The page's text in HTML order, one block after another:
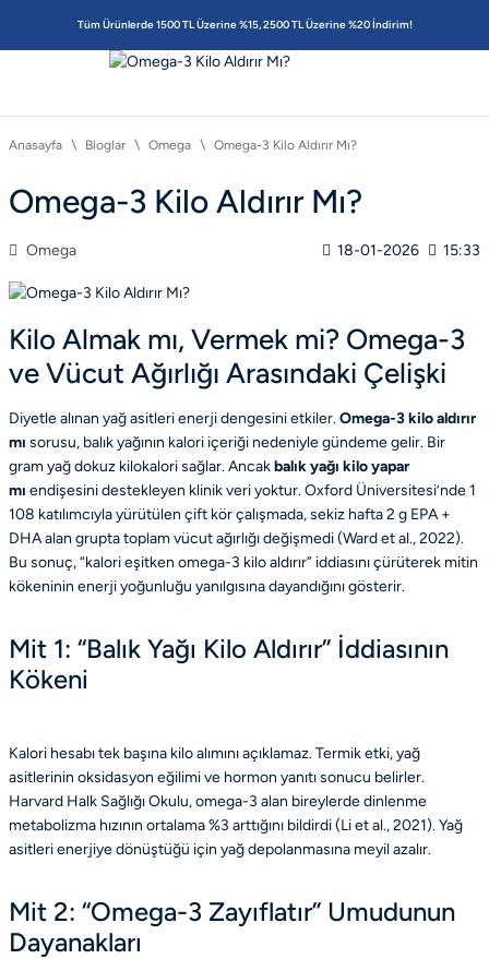
Tüm Ürünlerde 1500 TL Üzerine %15, 2500 TL Üzerine %20 İndirim!
Anasayfa Bloglar Omega Omega-3 Kilo Aldırır Mı?
Omega-3 Kilo Aldırır Mı?
Omega 18-01-2026 15:33
Kilo Almak mı, Vermek mi? Omega-3
ve Vücut Ağırlığı Arasındaki Çelişki
Diyetle alınan yağ asitleri enerji dengesini etkiler.Omega-3 kilo aldırır
mı sorusu, balık yağının kalori içeriği nedeniyle gündeme gelir. Bir
gram yağ dokuz kilokalori sağlar. Ancakbalık yağı kilo yapar
mı endişesini destekleyen klinik veri yoktur. Oxford Üniversitesi’nde 1
108 katılımcıyla yürütülen çift kör çalışmada, sekiz hafta 2 g EPA +
DHA alan grupta toplam vücut ağırlığı değişmedi (Ward et al., 2022).
Bu sonuç, “kalori eşitken omega-3 kilo aldırır” iddiasını çürüterek mitin
kökeninin enerji yoğunluğu yanılgısına dayandığını gösterir.
Mit 1: “Balık Yağı Kilo Aldırır” İddiasının
Kökeni
Kalori hesabı tek başına kilo alımını açıklamaz. Termik etki, yağ
asitlerinin oksidasyon eğilimi ve hormon yanıtı sonucu belirler.
Harvard Halk Sağlığı Okulu, omega-3 alan bireylerde dinlenme
metabolizma hızının ortalama %3 arttığını bildirdi (Li et al., 2021). Yağ
asitleri enerjiye dönüştüğü için yağ depolanmasına meyil azalır.
Mit 2: “Omega-3 Zayıflatır” Umudunun
Dayanakları